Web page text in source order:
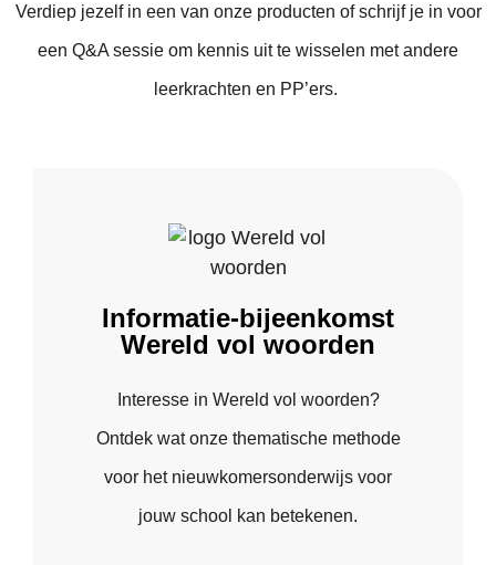
Verdiep jezelf in een van onze producten of schrijf je in voor
een Q&A sessie om kennis uit te wisselen met andere
leerkrachten en PP’ers.
Informatie-bijeenkomst
Wereld vol woorden
Interesse in Wereld vol woorden?
Ontdek wat onze thematische methode
voor het nieuwkomersonderwijs voor
jouw school kan betekenen.